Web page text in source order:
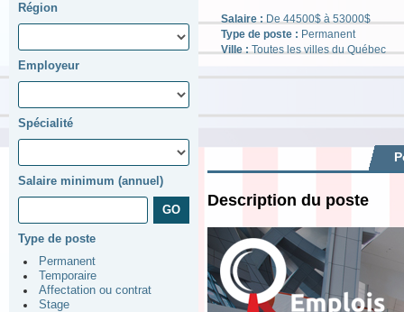
Région
Employeur
Spécialité
Salaire minimum (annuel)
Type de poste
Permanent
Temporaire
Affectation ou contrat
Stage
Salaire :De 44500$ à 53000$
Type de poste : Permanent
Ville :Toutes les villes du Québec
Description du poste